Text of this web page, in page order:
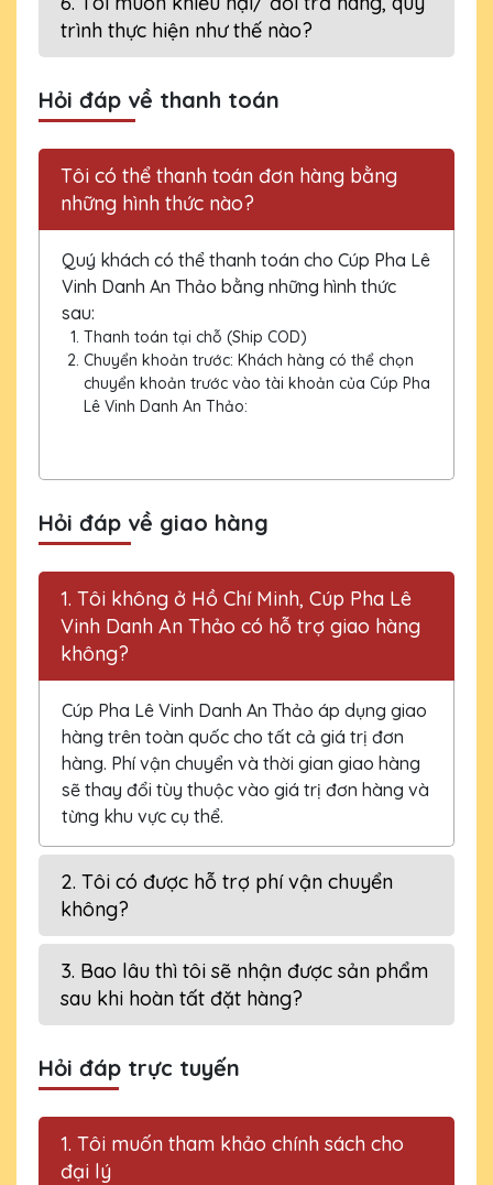
trình thực hiện như thế nào?
Hỏi đáp về thanh toán
Tôi có thể thanh toán đơn hàng bằng
những hình thức nào?
Quý khách có thể thanh toán cho Cúp Pha Lê
Vinh Danh An Thảo bằng những hình thức
sau:
Thanh toán tại chỗ (Ship COD)
Chuyển khoản trước: Khách hàng có thể chọn
chuyển khoản trước vào tài khoản của Cúp Pha
Lê Vinh Danh An Thảo:
Hỏi đáp về giao hàng
1. Tôi không ở Hồ Chí Minh, Cúp Pha Lê
Vinh Danh An Thảo có hỗ trợ giao hàng
không?
Cúp Pha Lê Vinh Danh An Thảo áp dụng giao
hàng trên toàn quốc cho tất cả giá trị đơn
hàng. Phí vận chuyển và thời gian giao hàng
sẽ thay đổi tùy thuộc vào giá trị đơn hàng và
từng khu vực cụ thể.
2. Tôi có được hỗ trợ phí vận chuyển
không?
3. Bao lâu thì tôi sẽ nhận được sản phẩm
sau khi hoàn tất đặt hàng?
Hỏi đáp trực tuyến
1. Tôi muốn tham khảo chính sách cho
đại lý